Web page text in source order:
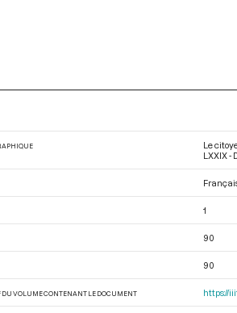
Le
LXXIX -
1
90
90
VOLUME CONTENANT LE DOCUMENT https://